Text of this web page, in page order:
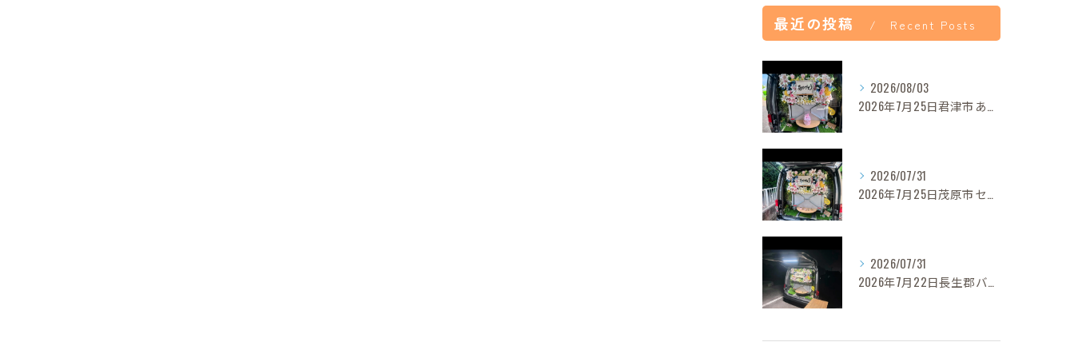
最近の投稿 Recent Posts
2026/08/03
2026年7月25日君津市あずきちゃんご葬儀
2026/07/31
2026年7月25日茂原市セレナちゃんご葬儀
2026/07/31
2026年7月22日長生郡バロンちゃんご葬儀